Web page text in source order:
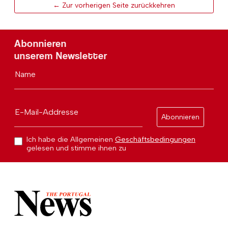
← Zur vorherigen Seite zurückkehren
Abonnieren
unserem Newsletter
Name
E-Mail-Addresse
Abonnieren
Ich habe die Allgemeinen Geschäftsbedingungen
gelesen und stimme ihnen zu